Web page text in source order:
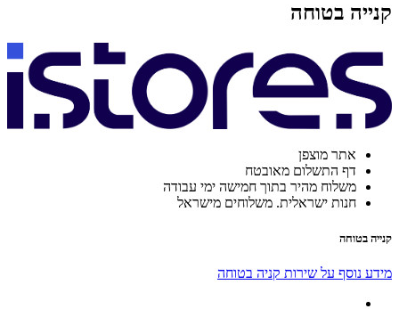
קנייה בטוחה
אתר מוצפן
דף התשלום מאובטח
משלוח מהיר בתוך חמישה ימי עבודה
חנות ישראלית. משלוחים מישראל
קנייה בטוחה
מידע נוסף על שירות קניה בטוחה